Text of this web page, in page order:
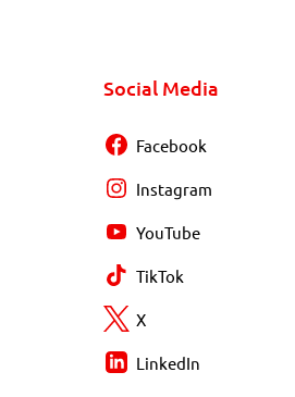
Social Media
Facebook
Instagram
YouTube
TikTok
X
LinkedIn